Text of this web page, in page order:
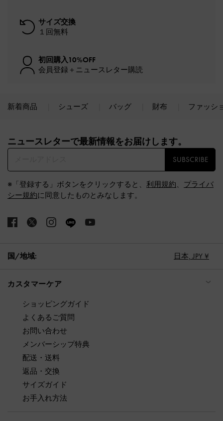
サイズ交換
１回無料
初回購入10%OFF
会員登録＋ニュースレター購読
新着商品 シューズ バッグ 財布 ファッシ
ニュースレターで最新情報をお届けします。​
SUBSCRIBE
※「登録する」ボタンをクリックすると、 利用規約、 プライバ
シー規約に同意したものとみなします。
国/地域: 日本, JPY ¥
カスタマーケア
ショッピングガイド
よくあるご質問
お問い合わせ
メンバーシップ特典
配送・送料
返品・交換
サイズガイド
お手入れ方法